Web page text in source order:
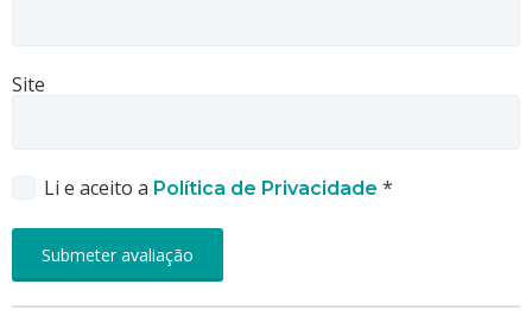
Site
Li e aceito a Política de Privacidade *